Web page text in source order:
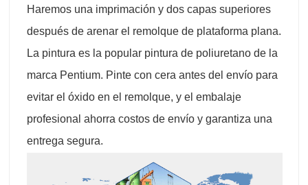
Haremos una imprimación y dos capas superiores
después de arenar el remolque de plataforma plana.
La pintura es la popular pintura de poliuretano de la
marca Pentium. Pinte con cera antes del envío para
evitar el óxido en el remolque, y el embalaje
profesional ahorra costos de envío y garantiza una
entrega segura.